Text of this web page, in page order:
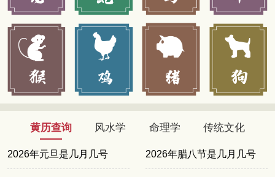
黄历查询 风水学 命理学 传统文化
2026年元旦是几月几号 2026年腊八节是几月几号